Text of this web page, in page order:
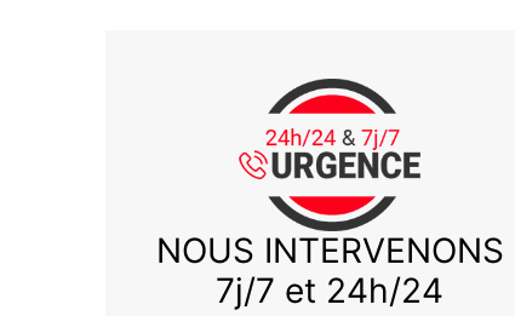
NOUS INTERVENONS
7j/7 et 24h/24